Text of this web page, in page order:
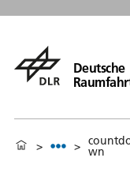
Deutsche
> > wn